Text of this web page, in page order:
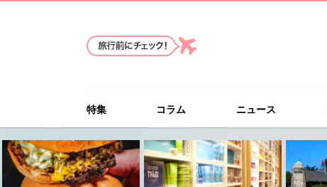
特集 コラム ニュース